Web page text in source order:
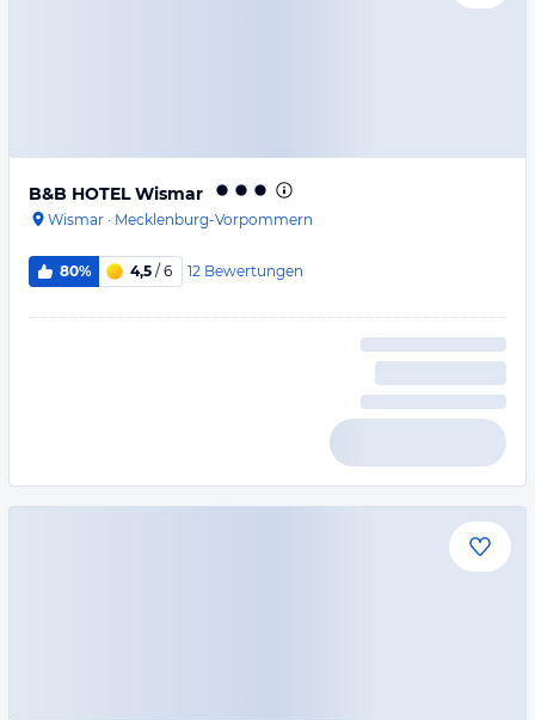
B&B HOTEL Wismar
Wismar · Mecklenburg-Vorpommern
80% 4,5 / 6 12 Bewertungen